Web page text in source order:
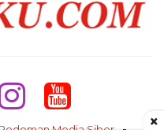
Pedoman Media Siber ×